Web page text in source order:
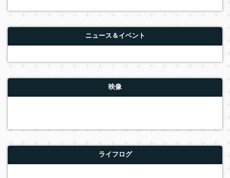
ニュース＆イベント
映像
ライフログ